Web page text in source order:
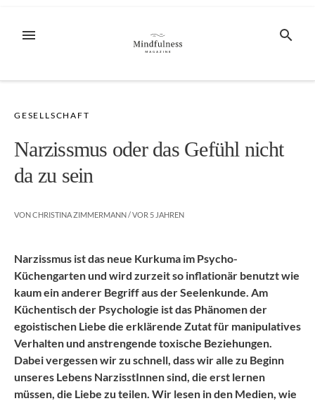
InhaltMENÜ SUCHE
GESELLSCHAFT
Narzissmus oder das Gefühl nicht
da zu sein
VONCHRISTINA ZIMMERMANN/ VOR 5 JAHREN
Narzissmus ist das neue Kurkuma im Psycho-
Küchengarten und wird zurzeit so inflationär benutzt wie
kaum ein anderer Begriff aus der Seelenkunde. Am
Küchentisch der Psychologie ist das Phänomen der
egoistischen Liebe die erklärende Zutat für manipulatives
Verhalten und anstrengende toxische Beziehungen.
Dabei vergessen wir zu schnell, dass wir alle zu Beginn
unseres Lebens NarzisstInnen sind, die erst lernen
müssen, die Liebe zu teilen. Wir lesen in den Medien, wie